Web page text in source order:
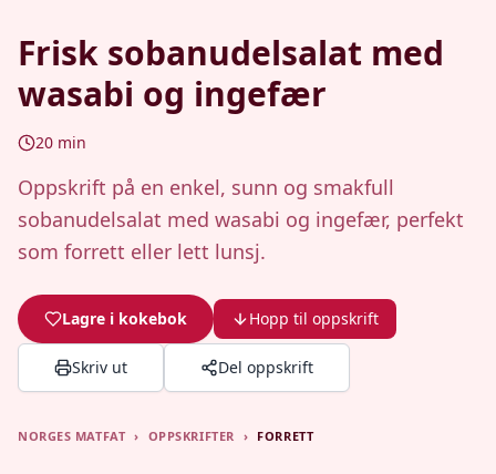
Frisk sobanudelsalat med
wasabi og ingefær
20 min
Oppskrift på en enkel, sunn og smakfull
sobanudelsalat med wasabi og ingefær, perfekt
som forrett eller lett lunsj.
Lagre i kokebok Hopp til oppskrift
Skriv ut Del oppskrift
NORGES MATFAT › OPPSKRIFTER › FORRETT